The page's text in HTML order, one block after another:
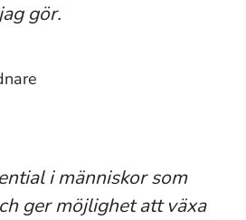
gör.
i människor som
ger möjlighet att växa